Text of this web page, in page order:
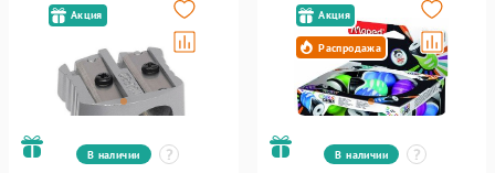
Акция
В наличии
Акция
Распродажа
В наличии